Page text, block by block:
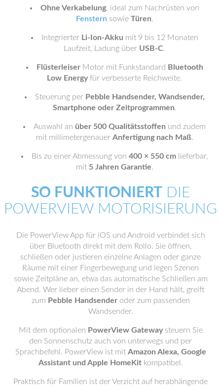
Ohne Verkabelung, ideal zum Nachrüsten von
Fenstern sowie Türen.
Integrierter Li-Ion-Akku mit 9 bis 12 Monaten
Laufzeit, Ladung über USB-C.
FlüsterleiserMotor mit Funkstandard Bluetooth
Low Energyfür verbesserte Reichweite.
Steuerung per Pebble Handsender, Wandsender,
Smartphone oder Zeitprogrammen.
Auswahl an über 500 Qualitätsstoffen und zudem
mit millimetergenauer Anfertigung nach Maß.
Bis zu einer Abmessung von 400 × 550 cmlieferbar,
mit 5 Jahren Garantie.
SO FUNKTIONIERT DIE
POWERVIEW MOTORISIERUNG
Die PowerView App für iOS und Android verbindet sich
über Bluetooth direkt mit dem Rollo. Sie öffnen,
schließen oder justieren einzelne Anlagen oder ganze
Räume mit einer Fingerbewegung und legen Szenen
sowie Zeitpläne an, etwa das automatische Schließen am
Abend. Wer lieber einen Sender in der Hand hält, greift
zum Pebble Handsenderoder zum passenden
Wandsender.
Mit dem optionalen PowerView Gatewaysteuern Sie
den Sonnenschutz auch von unterwegs und per
Sprachbefehl. PowerView ist mit Amazon Alexa, Google
Assistant und Apple HomeKitkompatibel.
Praktisch für Familien ist der Verzicht auf herabhängende